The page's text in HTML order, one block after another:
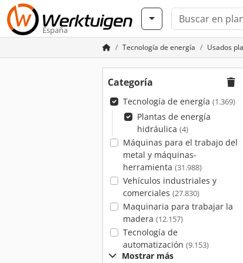
España
Tecnología de energía Usados
Categoría
Tecnología de energía (1.369)
Plantas de energía
hidráulica (4)
Máquinas para el trabajo del
metal y máquinas-
herramienta (31.988)
Vehículos industriales y
comerciales (27.830)
Maquinaria para trabajar la
madera (12.157)
Tecnología de
automatización (9.153)
Mostrar más